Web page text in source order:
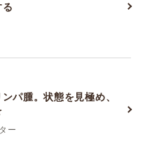
パ腫。状態を見極め、
ー